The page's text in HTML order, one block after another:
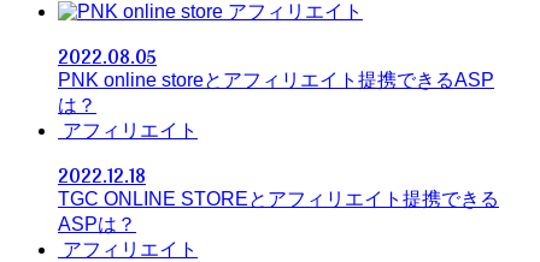
アフィリエイト
2022.08.05
PNK online storeとアフィリエイト提携できるASP
は？
アフィリエイト
2022.12.18
TGC ONLINE STOREとアフィリエイト提携できる
ASPは？
アフィリエイト